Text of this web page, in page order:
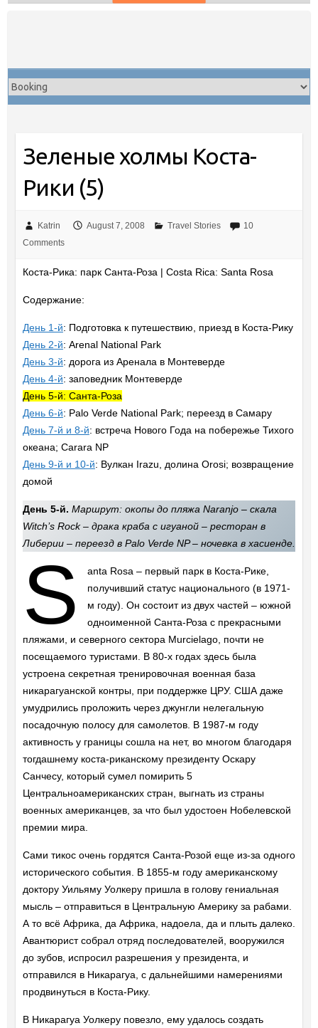
Зеленые холмы Коста-
Рики (5)
Katrin August 7, 2008 Travel Stories
10
Comments
Коста-Рика: парк Санта-Роза | Costa Rica: Santa Rosa
Содержание:
День 1-й: Подготовка к путешествию, приезд в Коста-Рику
День 2-й: Arenal National Park
День 3-й: дорога из Аренала в Монтеверде
День 4-й: заповедник Монтеверде
День 5-й: Санта-Роза
День 6-й: Palo Verde National Park; переезд в Самару
День 7-й и 8-й: встреча Нового Года на побережье Тихого
океана; Carara NP
День 9-й и 10-й: Вулкан Irazu, долина Orosi; возвращение
домой
День 5-й. Маршрут: окопы до пляжа Naranjo – скала
Witch’s Rock – драка краба с игуаной – ресторан в
Либерии – переезд в Palo Verde NP – ночевка в хасиенде.
S
anta Rosa – первый парк в Коста-Рике,
получивший статус национального (в 1971-
м году). Он состоит из двух частей – южной
одноименной Санта-Роза с прекрасными
пляжами, и северного сектора Murcielago, почти не
посещаемого туристами. В 80-х годах здесь была
устроена секретная тренировочная военная база
никарагуанской контры, при поддержке ЦРУ. США даже
умудрились проложить через джунгли нелегальную
посадочную полосу для самолетов. В 1987-м году
активность у границы сошла на нет, во многом благодаря
тогдашнему коста-риканскому президенту Оскару
Санчесу, который сумел помирить 5
Центральноамериканских стран, выгнать из страны
военных американцев, за что был удостоен Нобелевской
премии мира.
Сами тикос очень гордятся Санта-Розой еще из-за одного
исторического события. В 1855-м году американскому
доктору Уильяму Уолкеру пришла в голову гениальная
мысль – отправиться в Центральную Америку за рабами.
А то всё Африка, да Африка, надоела, да и плыть далеко.
Авантюрист собрал отряд последователей, вооружился
до зубов, испросил разрешения у президента, и
отправился в Никарагуа, с дальнейшими намерениями
продвинуться в Коста-Рику.
В Никарагуа Уолкеру повезло, ему удалось создать